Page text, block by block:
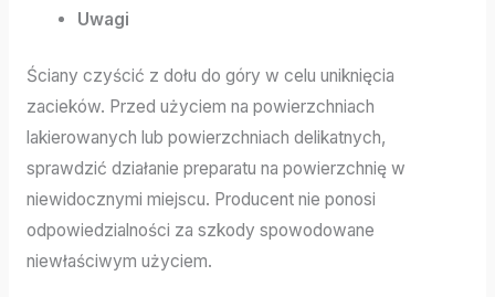
Uwagi
Ściany czyścić z dołu do góry w celu uniknięcia
zacieków. Przed użyciem na powierzchniach
lakierowanych lub powierzchniach delikatnych,
sprawdzić działanie preparatu na powierzchnię w
niewidocznymi miejscu. Producent nie ponosi
odpowiedzialności za szkody spowodowane
niewłaściwym użyciem.